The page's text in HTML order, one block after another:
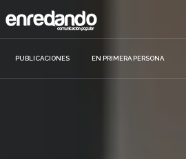
PUBLICACIONES EN PRIMERA PERSONA